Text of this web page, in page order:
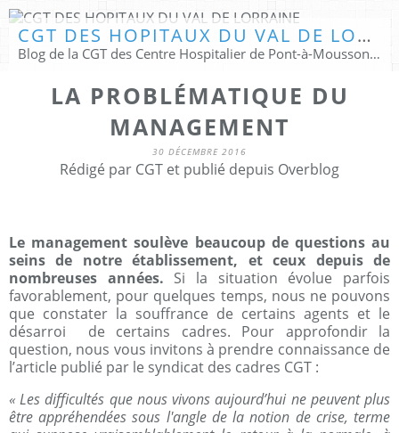
CGT DES HOPITAUX DU VAL DE LORRAINE
Blog de la CGT des Centre Hospitalier de Pont-à-Mousson & Pompey Lay St Christophe
LA PROBLÉMATIQUE DU
MANAGEMENT
30 DÉCEMBRE 2016
Rédigé par CGT et publié depuis Overblog
Le management soulève beaucoup de questions au
seins de notre établissement, et ceux depuis de
nombreuses années. Si la situation évolue parfois
favorablement, pour quelques temps, nous ne pouvons
que constater la souffrance de certains agents et le
désarroi de certains cadres. Pour approfondir la
question, nous vous invitons à prendre connaissance de
l’article publié par le syndicat des cadres CGT :
« Les difficultés que nous vivons aujourd’hui ne peuvent plus
être appréhendées sous l'angle de la notion de crise, terme